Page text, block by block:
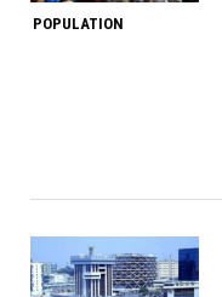
POPULATION